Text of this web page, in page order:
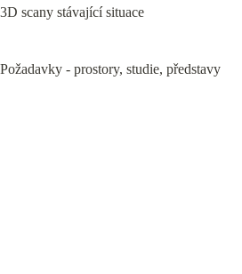
3D scany stávající situace
Požadavky - prostory, studie, představy